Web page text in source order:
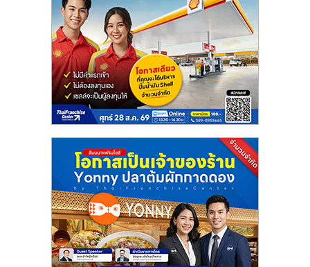
ไชส์
ขาย
แฟ
ไชส์
แฟ